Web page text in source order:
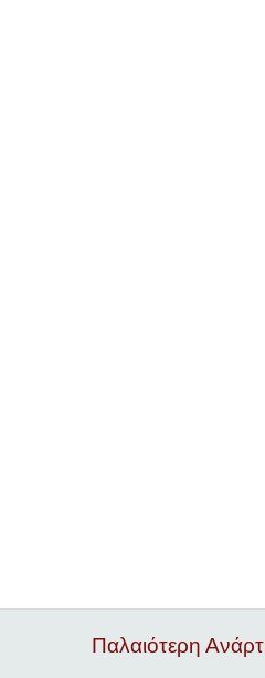
Παλαιότερη